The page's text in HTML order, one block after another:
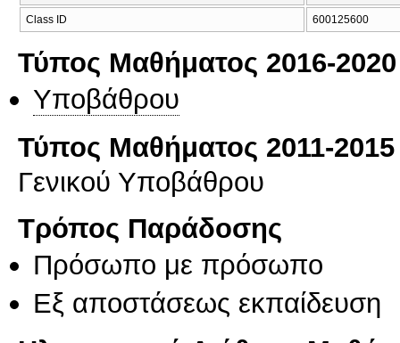
Class ID 600125600
Τύπος Μαθήματος 2016-2020
Υποβάθρου
Τύπος Μαθήματος 2011-2015
Γενικού Υποβάθρου
Τρόπος Παράδοσης
Πρόσωπο με πρόσωπο
Eξ απoστάσεως εκπαίδευση